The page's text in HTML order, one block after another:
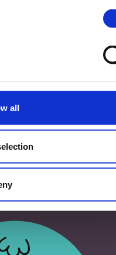
all
de l’Enfance